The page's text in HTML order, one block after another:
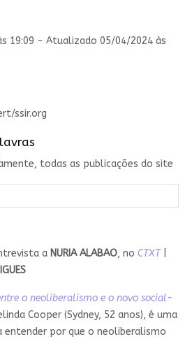
19:09 - Atualizado 05/04/2024 às
ssir.org
todas as publicações do site
a NURIA ALABAO, no CTXT
o neoliberalismo e o novo social-
Cooper (Sydney, 52 anos), é uma
por que o neoliberalismo